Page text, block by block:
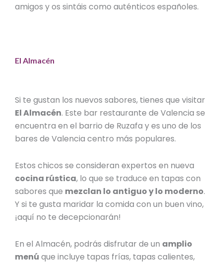
amigos y os sintáis como auténticos españoles.
El Almacén
Si te gustan los nuevos sabores, tienes que visitar
El Almacén. Este bar restaurante de Valenciase
encuentra en el barrio de Ruzafa y es uno de los
bares de Valencia centro más populares.
Estos chicos se consideran expertos en nueva
cocina rústica, lo que se traduce en tapas con
sabores que mezclan lo antiguo y lo moderno.
Y si te gusta maridar la comida con un buen vino,
¡aquí no te decepcionarán!
En el Almacén, podrás disfrutar de un amplio
menú que incluye tapas frías, tapas calientes,